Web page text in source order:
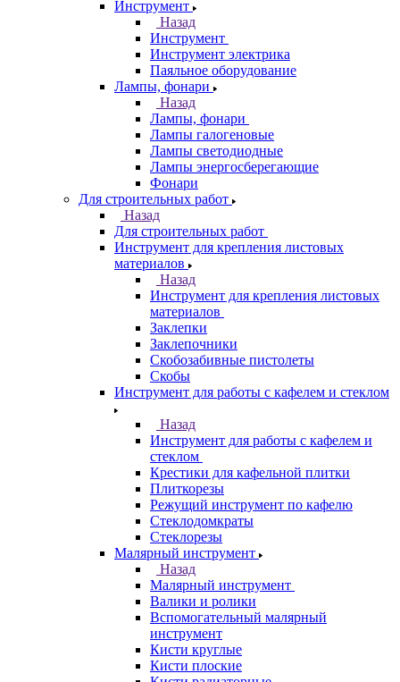
Инструмент
Назад
Инструмент
Инструмент электрика
Паяльное оборудование
Лампы, фонари
Назад
Лампы, фонари
Лампы галогеновые
Лампы светодиодные
Лампы энергосберегающие
Фонари
Для строительных работ
Назад
Для строительных работ
Инструмент для крепления листовых
материалов
Назад
Инструмент для крепления листовых
материалов
Заклепки
Заклепочники
Скобозабивные пистолеты
Скобы
Инструмент для работы с кафелем и стеклом
Назад
Инструмент для работы с кафелем и
стеклом
Крестики для кафельной плитки
Плиткорезы
Режущий инструмент по кафелю
Стеклодомкраты
Стеклорезы
Малярный инструмент
Назад
Малярный инструмент
Валики и ролики
Вспомогательный малярный
инструмент
Кисти круглые
Кисти плоские